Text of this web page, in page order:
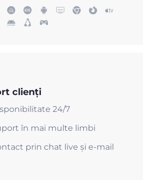
clienți
24/7
în mai multe limbi
prin chat live și e-mail